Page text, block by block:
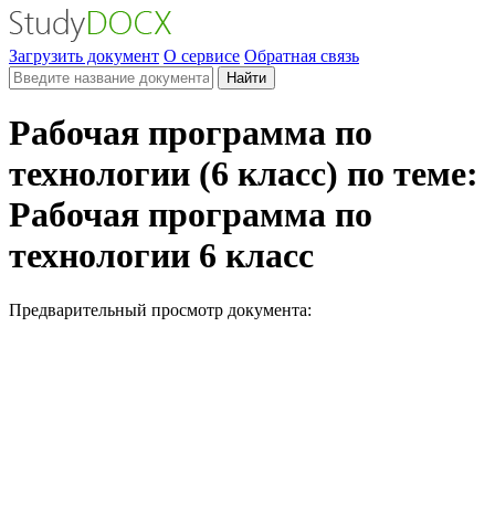
Загрузить документ О сервисе Обратная связь
Найти
Рабочая программа по
технологии (6 класс) по теме:
Рабочая программа по
технологии 6 класс
Предварительный просмотр документа: